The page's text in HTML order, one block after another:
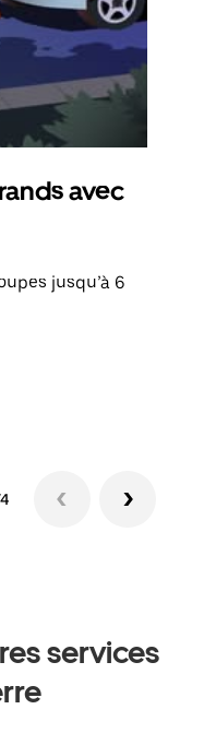
avec
jusqu’à 6
services